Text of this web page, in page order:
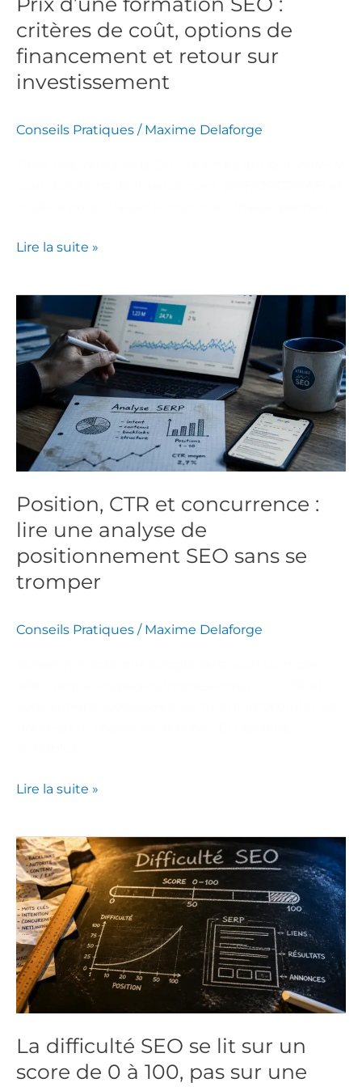
critères de coût, options de
financement et retour sur
investissement
Conseils Pratiques / Maxime Delaforge
financement
et
retour
investissement
Lire la suite »
Position, CTR et concurrence :
lire une analyse de
positionnement SEO sans se
tromper
Conseils Pratiques / Maxime Delaforge
Position,
CTR
et
concurrence
lire
une
analyse
de
positionnement
SEO
sans
se
tromper
Lire la suite »
La difficulté SEO se lit sur un
score de 0 à 100, pas sur une
La
difficulté
SEO
se
lit
sur
un
score
de
0
à
100,